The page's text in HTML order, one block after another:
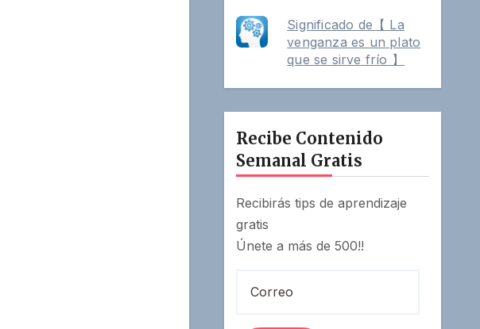
Significado de【 La
venganza es un plato
que se sirve frío 】
Recibe Contenido
Semanal Gratis
Recibirás tips de aprendizaje
gratis
Únete a más de 500!!